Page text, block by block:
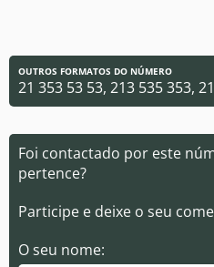
OUTROS FORMATOS DO NÚMERO
21 353 53 53, 213 535 353,
Foi contactado por este
pertence?
Participe e deixe o seu
O seu nome: